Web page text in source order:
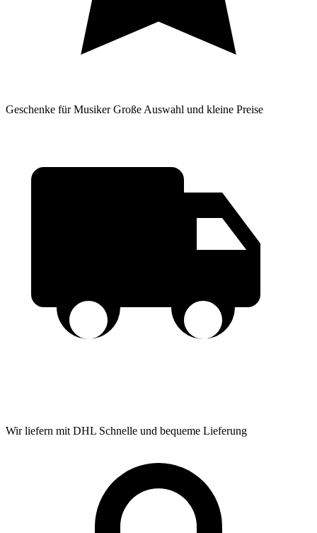
Geschenke für Musiker Große Auswahl und kleine Preise
Wir liefern mit DHL Schnelle und bequeme Lieferung